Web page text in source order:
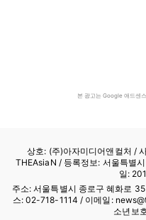
본 광고는 Google 애드센
상호: (주)아자미디어앤컬처 /
THEAsiaN / 등록정보: 서울특별
일:
주소: 서울특별시 종로구 혜화로
스: 02-718-1114 / 이메일:
소년보